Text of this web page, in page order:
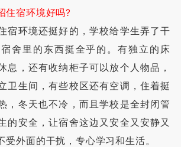
宿环境好吗?
环境还挺好的，学校给学生弄了干
舍里的东西挺全乎的。有独立的床
息，还有收纳柜子可以放个人物品，
卫生间，有些校区还有空调，住着挺
，冬天也不冷，而且学校是全封闭管
的安全，让宿舍这边又安全又安静又
受外面的干扰，专心学习和生活。